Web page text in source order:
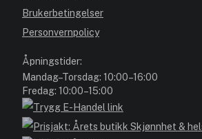
Brukerbetingelser
Personvernpolicy
Åpningstider:
Mandag–Torsdag: 10:00–16:00
Fredag: 10:00–15:00